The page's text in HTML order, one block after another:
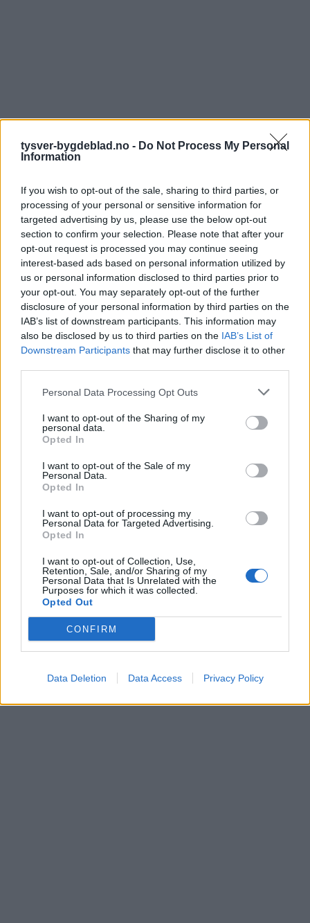
tysver-bygdeblad.no - Do Not Process My Personal
Information
If you wish to opt-out of the sale, sharing to third parties, or
processing of your personal or sensitive information for
targeted advertising by us, please use the below opt-out
section to confirm your selection. Please note that after your
opt-out request is processed you may continue seeing
interest-based ads based on personal information utilized by
us or personal information disclosed to third parties prior to
your opt-out. You may separately opt-out of the further
disclosure of your personal information by third parties on the
IAB’s list of downstream participants. This information may
also be disclosed by us to third parties on the IAB’s List of
Downstream Participants that may further disclose it to other
Personal Data Processing Opt Outs
I want to opt-out of the Sharing of my
personal data.
Opted In
I want to opt-out of the Sale of my
Personal Data.
Opted In
I want to opt-out of processing my
Personal Data for Targeted Advertising.
Opted In
I want to opt-out of Collection, Use,
Retention, Sale, and/or Sharing of my
Personal Data that Is Unrelated with the
Purposes for which it was collected.
Opted Out
CONFIRM
Data Deletion Data Access Privacy Policy